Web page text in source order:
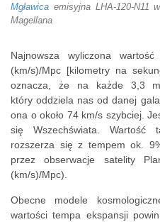
Mgławica emisyjna LHA-120-N11
Magellana
Najnowsza wyliczona
(km/s)/Mpc [kilometry na
oznacza, że na każde 3,3
który oddziela nas od danej
ona o około 74 km/s szybciej.
się Wszechświata. Wartość
rozszerza się z tempem ok.
przez obserwacje satelity
(km/s)/Mpc).
Obecne modele
wartości tempa ekspansji